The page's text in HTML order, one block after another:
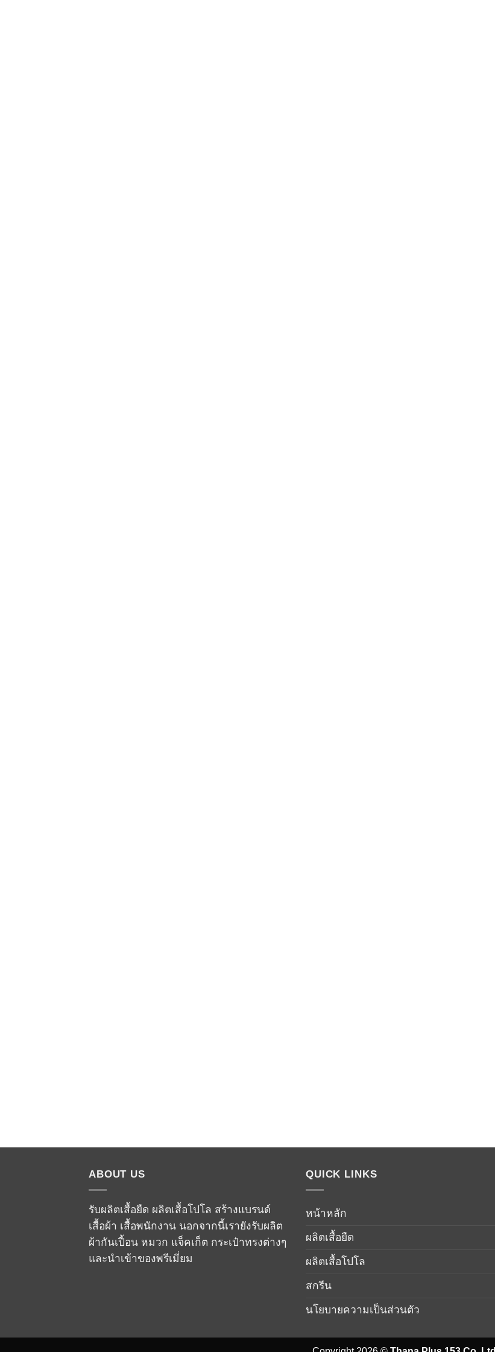
ABOUT US
รับผลิตเสื้อยืด ผลิตเสื้อโปโล สร้างแบรนด์
เสื้อผ้า เสื้อพนักงาน นอกจากนี้เรายังรับผลิต
ผ้ากันเปื้อน หมวก แจ็คเก็ต กระเป๋าทรงต่างๆ
และนำเข้าของพรีเมี่ยม
QUICK LINKS
หน้าหลัก
ผลิตเสื้อยืด
ผลิตเสื้อโปโล
สกรีน
นโยบายความเป็นส่วนตัว